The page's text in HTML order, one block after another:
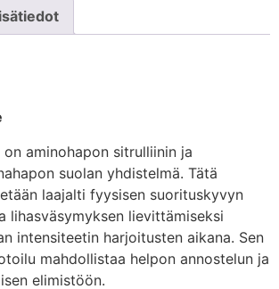
aminohapon sitrulliinin ja
suolan yhdistelmä. Tätä
laajalti fyysisen suorituskyvyn
lihasväsymyksen lievittämiseksi
intensiteetin harjoitusten aikana. Sen
mahdollistaa helpon annostelun ja
elimistöön.